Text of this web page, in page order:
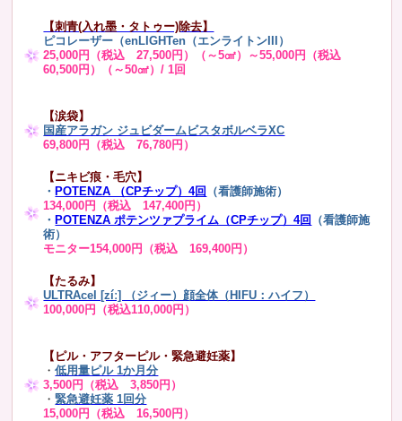
【刺青(入れ墨・タトゥー)除去】
ピコレーザー（enLIGHTen（エンライトンIII）
25,000円（税込 27,500円）（～5㎠）～55,000円（税込
60,500円）（～50㎠）/ 1回
【涙袋】
国産アラガン ジュビダームビスタボルベラXC
69,800円（税込 76,780円）
【ニキビ痕・毛穴】
・ POTENZA （CPチップ）4回
（看護師施術）
134,000円（税込 147,400円）
・ POTENZA ポテンツァプライム（CPチップ）4回
（看護師施
術）
モニター154,000円（税込 169,400円）
【たるみ】
ULTRAcel [zíː] （ジィー）顔全体（HIFU：ハイフ）
100,000円（税込110,000円）
【ピル・アフターピル・緊急避妊薬】
・低用量ピル 1か月分
3,500円（税込 3,850円）
・緊急避妊薬 1回分
15,000円（税込 16,500円）